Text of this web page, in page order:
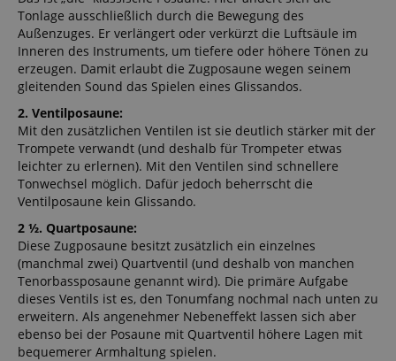
Tonlage ausschließlich durch die Bewegung des
Außenzuges. Er verlängert oder verkürzt die Luftsäule im
Inneren des Instruments, um tiefere oder höhere Tönen zu
erzeugen. Damit erlaubt die Zugposaune wegen seinem
gleitenden Sound das Spielen eines Glissandos.
2. Ventilposaune:
Mit den zusätzlichen Ventilen ist sie deutlich stärker mit der
Trompete verwandt (und deshalb für Trompeter etwas
leichter zu erlernen). Mit den Ventilen sind schnellere
Tonwechsel möglich. Dafür jedoch beherrscht die
Ventilposaune kein Glissando.
2 ½. Quartposaune:
Diese Zugposaune besitzt zusätzlich ein einzelnes
(manchmal zwei) Quartventil (und deshalb von manchen
Tenorbassposaune genannt wird). Die primäre Aufgabe
dieses Ventils ist es, den Tonumfang nochmal nach unten zu
erweitern. Als angenehmer Nebeneffekt lassen sich aber
ebenso bei der Posaune mit Quartventil höhere Lagen mit
bequemerer Armhaltung spielen.